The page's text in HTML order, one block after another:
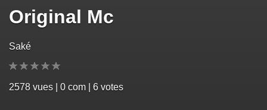
Original Mc
Saké
2578 vues | 0 com | 6 votes